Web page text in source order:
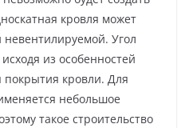
кровля может
Угол
из особенностей
покрытия кровли. Для
небольшое
такое строительство